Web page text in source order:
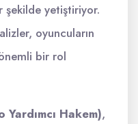
şekilde yetiştiriyor.
oyuncuların
bir rol
Hakem),